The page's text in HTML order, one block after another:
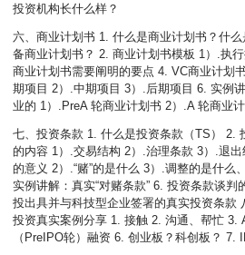
投资机构长什么样？
六、商业计划书 1. 什么是商业计划书？什
备商业计划书？ 2. 商业计划书模板 1）.执
商业计划书需要阐明的要点 4. VC商业计划
期项目 2）.中期项目 3）.后期项目 6. 实例
业的 1）.PreA 轮商业计划书 2）.A 轮商业
七、投资条款 1. 什么是投资条款（TS） 2.
的内容 1）.交易结构 2）.治理条款 3）.退出
的意义 2）.“赌”的是什么 3）.调整的是什么
实例讲解：真实“对赌条款” 6. 投资条款谈判
投出具并与科技型企业签署的真实投资条款
投资真实案例分享 1. 接触 2. 沟通、帮忙 3.
（PreIPO轮）融资 6. 创业板？科创板？ 7.